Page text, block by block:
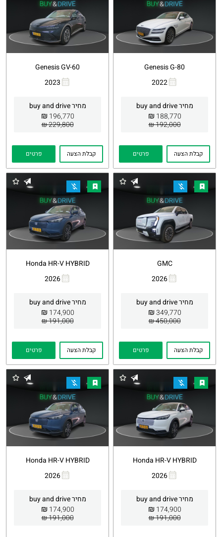
Genesis G-80
2022
מחיר buy and drive
188,770
₪
192,000 ₪
Whatsapp
קבלת הצעה פרטים
Genesis GV-60
2023
מחיר buy and drive
196,770
₪
229,800 ₪
Whatsapp
קבלת הצעה פרטים
GMC
2026
מחיר buy and drive
349,770
₪
450,000 ₪
Whatsapp
קבלת הצעה פרטים
Honda HR-V HYBRID
2026
מחיר buy and drive
174,900
₪
191,000 ₪
Whatsapp
קבלת הצעה פרטים
Honda HR-V HYBRID
2026
מחיר buy and drive
174,900
₪
191,000 ₪
Whatsapp
Honda HR-V HYBRID
2026
מחיר buy and drive
174,900
₪
191,000 ₪
Whatsapp